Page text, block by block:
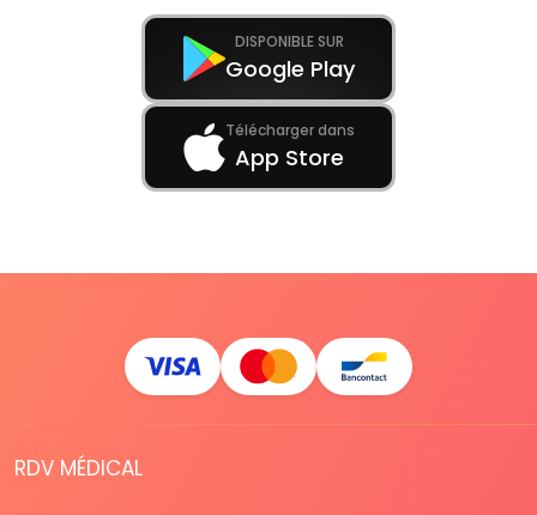
DISPONIBLE SUR
Google Play
Télécharger dans
App Store
RDV MÉDICAL